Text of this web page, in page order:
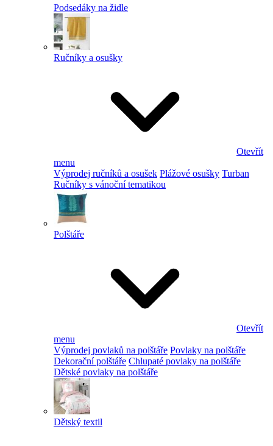
Podsedáky na židle
Ručníky a osušky
Otevřít
menu
Výprodej ručníků a osušek Plážové osušky Turban
Ručníky s vánoční tematikou
Polštáře
Otevřít
menu
Výprodej povlaků na polštáře Povlaky na polštáře
Dekorační polštáře Chlupaté povlaky na polštáře
Dětské povlaky na polštáře
Dětský textil